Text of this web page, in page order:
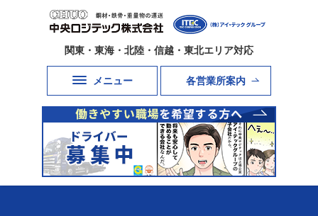
関東・東海・北陸・信越・東北エリア対応
メニュー 各営業所案内